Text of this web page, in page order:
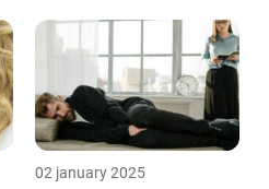
02 january 2025